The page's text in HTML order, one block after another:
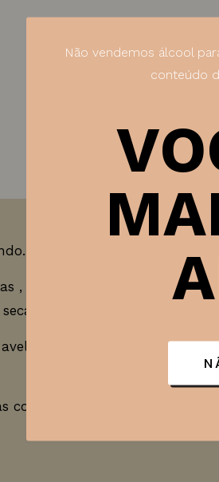
, como cassis , amora e
e especiarias.
, com taninos macios
com molho barbecue e queijos
Não vendemos álcool
conteúdo